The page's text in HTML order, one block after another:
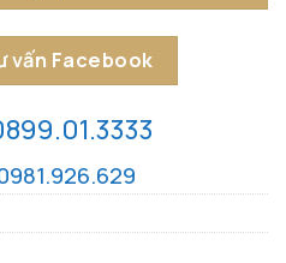
vấn Facebook